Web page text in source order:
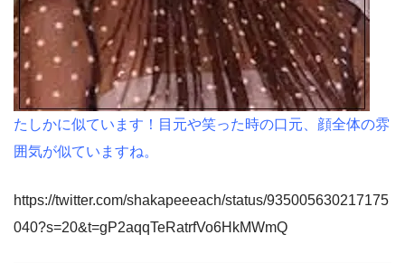
たしかに似ています！目元や笑った時の口元、顔全体の雰
囲気が似ていますね。
https://twitter.com/shakapeeeach/status/935005630217175
040?s=20&t=gP2aqqTeRatrfVo6HkMWmQ